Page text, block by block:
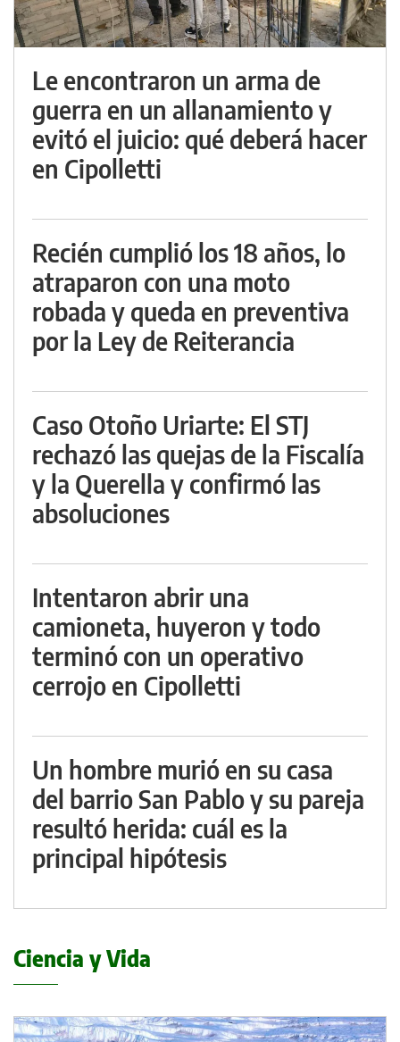
Le encontraron un arma de
guerra en un allanamiento y
evitó el juicio: qué deberá hacer
en Cipolletti
Recién cumplió los 18 años, lo
atraparon con una moto
robada y queda en preventiva
por la Ley de Reiterancia
Caso Otoño Uriarte: El STJ
rechazó las quejas de la Fiscalía
y la Querella y confirmó las
absoluciones
Intentaron abrir una
camioneta, huyeron y todo
terminó con un operativo
cerrojo en Cipolletti
Un hombre murió en su casa
del barrio San Pablo y su pareja
resultó herida: cuál es la
principal hipótesis
Ciencia y Vida